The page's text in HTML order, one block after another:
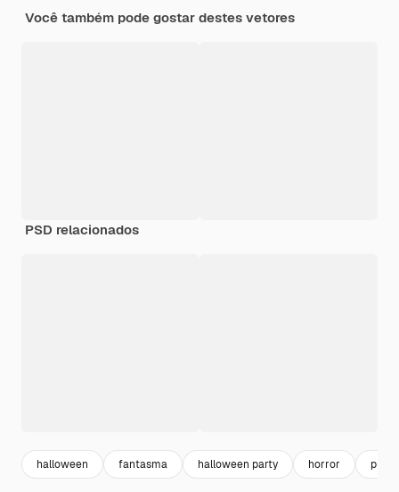
Você também pode gostar destes vetores
PSD relacionados
halloween fantasma halloween party horror